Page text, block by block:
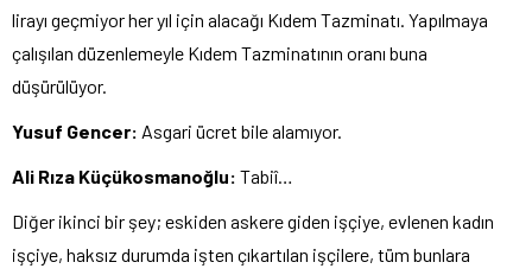
lirayı geçmiyor her yıl için alacağı Kıdem Tazminatı. Yapılmaya
çalışılan düzenlemeyle Kıdem Tazminatının oranı buna
düşürülüyor.
Yusuf Gencer: Asgari ücret bile alamıyor.
Ali Rıza Küçükosmanoğlu: Tabiî…
Diğer ikinci bir şey; eskiden askere giden işçiye, evlenen kadın
işçiye, haksız durumda işten çıkartılan işçilere, tüm bunlara